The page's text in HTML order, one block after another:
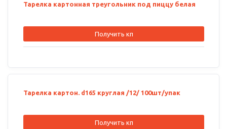
Тарелка картонная треугольник под пиццу белая
Получить кп
Тарелка картон. d165 круглая /12/ 100шт/упак
Получить кп